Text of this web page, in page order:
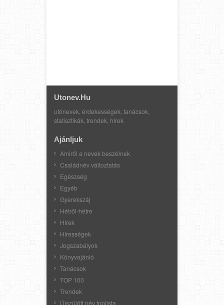
Utonev.hu
utónevek, érdekességek, tanácsok,
statisztikák, trendek, hírek
Ajánljuk
Amiről a nevek beszélnek
Családnév változtatás
Egészség
Egyéb
Gyerekszáj
Hétről-hétre
Hírek
Hírességek
Jogszabályok
Könyvajánló
Tanácsok
TOP 100
Trendek
Újszülött név toplista